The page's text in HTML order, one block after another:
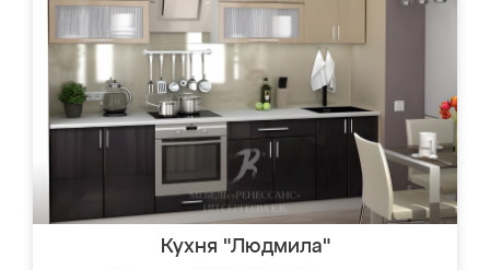
Кухня "Людмила"